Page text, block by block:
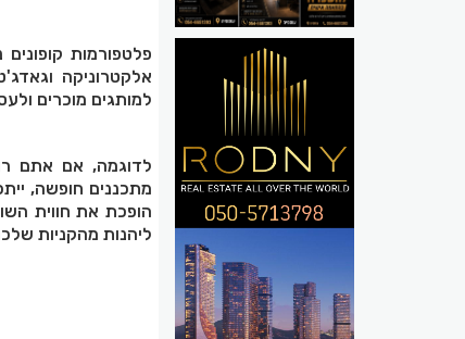
פלטפורמות
אלקטרוניקה
למותגים מוכרים
לדוגמה, אם אתם
מתכננים חופשה,
הופכת את חווית
ליהנות מהקניות